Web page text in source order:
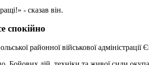
- сказав він.
спокійно
районної військової